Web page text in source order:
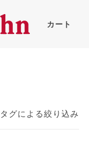
カート
グによる絞り込み